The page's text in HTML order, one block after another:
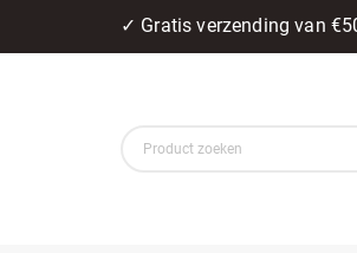
✓ Gratis verzending van